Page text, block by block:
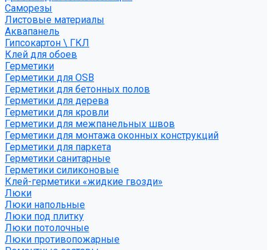
Саморезы
Листовые материалы
Аквапанель
Гипсокартон \ ГКЛ
Клей для обоев
Герметики
Герметики для OSB
Герметики для бетонных полов
Герметики для дерева
Герметики для кровли
Герметики для межпанельных швов
Герметики для монтажа оконных конструкций
Герметики для паркета
Герметики санитарные
Герметики силиконовые
Клей-герметики «жидкие гвозди»
Люки
Люки напольные
Люки под плитку
Люки потолочные
Люки противопожарные